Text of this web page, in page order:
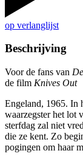
op verlanglijst
Beschrijving
Voor de fans van
de film Knives Out
Engeland, 1965. In
waarzegster het lot
sterfdag zal niet
die ze kent. Zo
pogingen om haar